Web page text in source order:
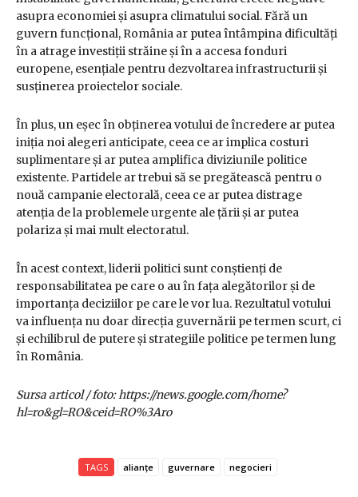
asupra economiei și asupra climatului social. Fără un
guvern funcțional, România ar putea întâmpina dificultăți
în a atrage investiții străine și în a accesa fonduri
europene, esențiale pentru dezvoltarea infrastructurii și
susținerea proiectelor sociale.
În plus, un eșec în obținerea votului de încredere ar putea
iniția noi alegeri anticipate, ceea ce ar implica costuri
suplimentare și ar putea amplifica diviziunile politice
existente. Partidele ar trebui să se pregătească pentru o
nouă campanie electorală, ceea ce ar putea distrage
atenția de la problemele urgente ale țării și ar putea
polariza și mai mult electoratul.
În acest context, liderii politici sunt conștienți de
responsabilitatea pe care o au în fața alegătorilor și de
importanța deciziilor pe care le vor lua. Rezultatul votului
va influența nu doar direcția guvernării pe termen scurt, ci
și echilibrul de putere și strategiile politice pe termen lung
în România.
Sursa articol / foto: https://news.google.com/home?
hl=ro&gl=RO&ceid=RO%3Aro
TAGS alianțe guvernare negocieri